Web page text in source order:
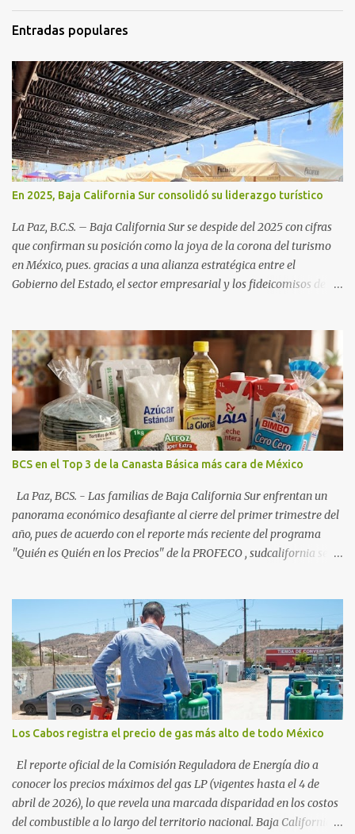
Entradas populares
En 2025, Baja California Sur consolidó su liderazgo turístico
La Paz, B.C.S. – Baja California Sur se despide del 2025 con cifras
que confirman su posición como la joya de la corona del turismo
en México, pues. gracias a una alianza estratégica entre el
Gobierno del Estado, el sector empresarial y los fideicomisos de
una derrama económica sin precedentes. Las proyecciones para
este periodo vacacional son optimistas, con un promedio estatal
que supera el 70% . Sin embargo, la sorpresa del año la ha dado el
norte del estado. Comondú encabeza las expectativas con un
impresionante 89% de ocupación, impulsado por el interés
creciente en el turismo de naturaleza. Le siguen destinos
consolidados y emergentes: Los Cabos: 72% promedio (esperando
picos del 79% en Año Nuevo). La Paz: 66%. Loreto: 58%. Mulegé:
54%. "Estamos viendo un fenómeno de diversificación. Ya no solo
vienen por el lujo de Los Cabos, sino por la aut...
BCS en el Top 3 de la Canasta Básica más cara de México
La Paz, BCS. - Las familias de Baja California Sur enfrentan un
panorama económico desafiante al cierre del primer trimestre del
año, pues de acuerdo con el reporte más reciente del programa
"Quién es Quién en los Precios" de la PROFECO , sudcalifornia se
datos correspondientes al cierre de marzo y la primera semana de
abril revelan que adquirir el paquete de los 24 productos
esenciales alcanzó un precio de 942.50 pesos en la ciudad de La Paz
. Este monto fue detectado específicamente en el establecimiento
Bodega Aurrera ubicado en el fraccionamiento Camino Real,
superando la barrera de los 910 pesos establecida como meta por
el gobierno federal en el Paquete Contra la Inflación y la Carestía
(PACIC). Dentro del análisis por zonas geográficas, la entidad se
ubica en la región Centro-Norte , que comparte con estados como
Aguascaliente...
Los Cabos registra el precio de gas más alto de todo México
El reporte oficial de la Comisión Reguladora de Energía dio a
conocer los precios máximos del gas LP (vigentes hasta el 4 de
abril de 2026), lo que revela una marcada disparidad en los costos
del combustible a lo largo del territorio nacional. Baja California